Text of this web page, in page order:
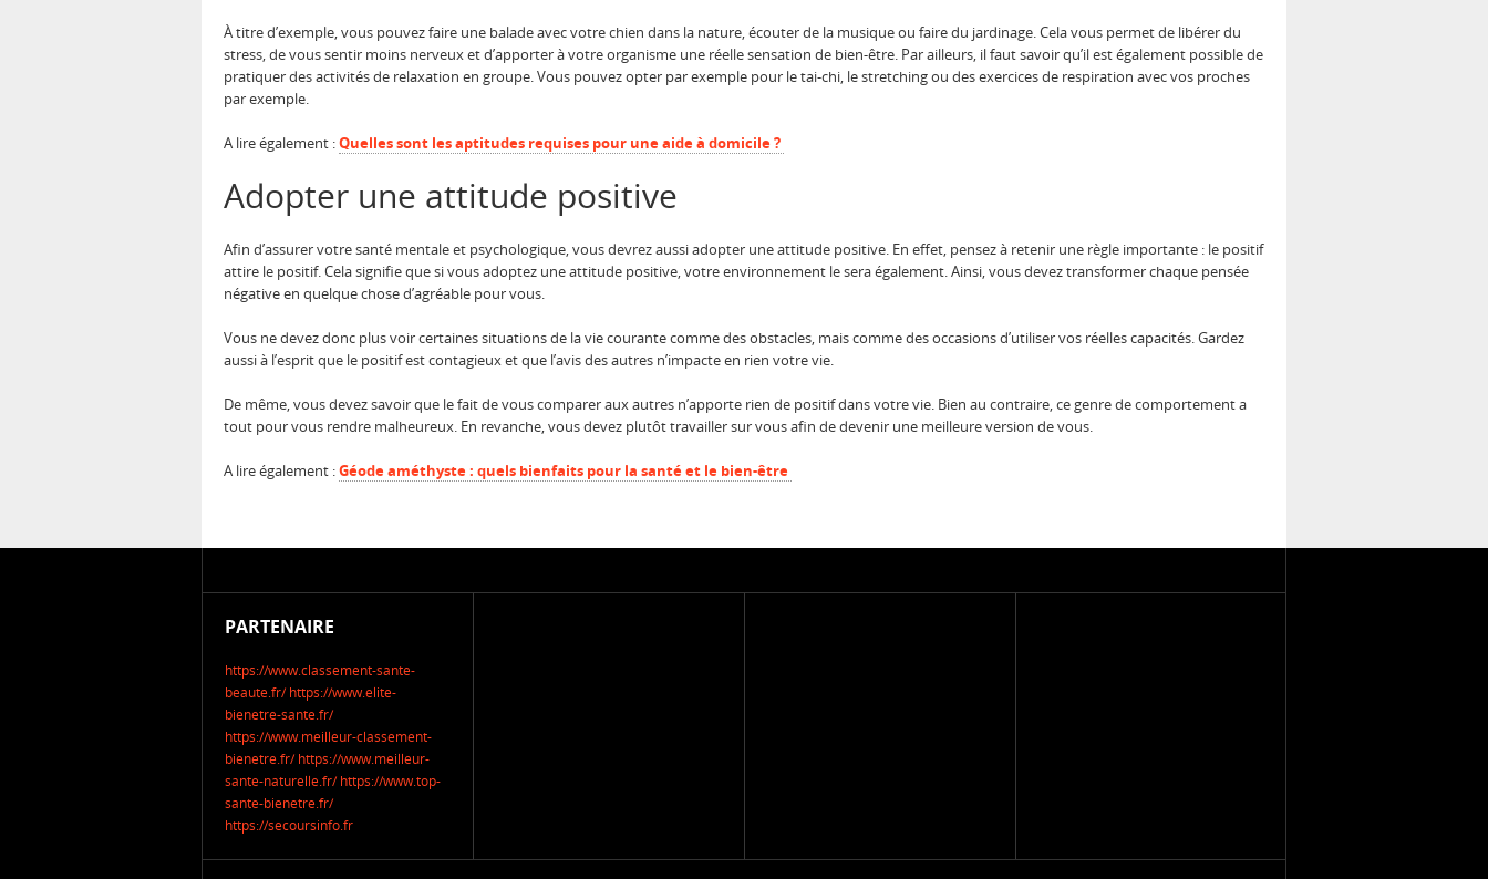
À titre d’exemple, vous pouvez faire une balade avec votre chien dans la nature, écouter de la musique ou faire du jardinage. Cela vous permet de libérer du
stress, de vous sentir moins nerveux et d’apporter à votre organisme une réelle sensation de bien-être. Par ailleurs, il faut savoir qu’il est également possible de
pratiquer des activités de relaxation en groupe. Vous pouvez opter par exemple pour le tai-chi, le stretching ou des exercices de respiration avec vos proches
par exemple.
A lire également :Quelles sont les aptitudes requises pour une aide à domicile ?
Adopter une attitude positive
Afin d’assurer votre santé mentale et psychologique, vous devrez aussi adopter une attitude positive. En effet, pensez à retenir une règle importante : le positif
attire le positif. Cela signifie que si vous adoptez une attitude positive, votre environnement le sera également. Ainsi, vous devez transformer chaque pensée
négative en quelque chose d’agréable pour vous.
Vous ne devez donc plus voir certaines situations de la vie courante comme des obstacles, mais comme des occasions d’utiliser vos réelles capacités. Gardez
aussi à l’esprit que le positif est contagieux et que l’avis des autres n’impacte en rien votre vie.
De même, vous devez savoir que le fait de vous comparer aux autres n’apporte rien de positif dans votre vie. Bien au contraire, ce genre de comportement a
tout pour vous rendre malheureux. En revanche, vous devez plutôt travailler sur vous afin de devenir une meilleure version de vous.
A lire également :Géode améthyste : quels bienfaits pour la santé et le bien-être
PARTENAIRE
https://www.classement-sante-
beaute.fr/ https://www.elite-
bienetre-sante.fr/
https://www.meilleur-classement-
bienetre.fr/ https://www.meilleur-
sante-naturelle.fr/ https://www.top-
sante-bienetre.fr/
https://secoursinfo.fr